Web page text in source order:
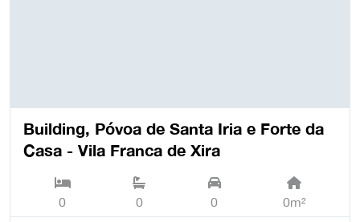
Building, Póvoa de Santa Iria e Forte da
Casa - Vila Franca de Xira
0 0 0 0m²